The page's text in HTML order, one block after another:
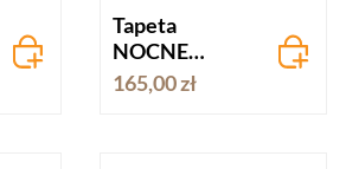
Tapeta
NOCNE
NIEBO
165,00 zł